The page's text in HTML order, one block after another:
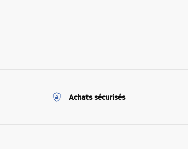
Achats sécurisés